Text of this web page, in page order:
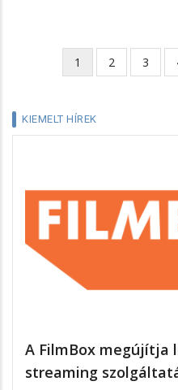
Oldalszámozás
Jelenlegi
oldal
1 Page
2 Page
3
KIEMELT HÍREK
A FilmBox megújítja
streaming